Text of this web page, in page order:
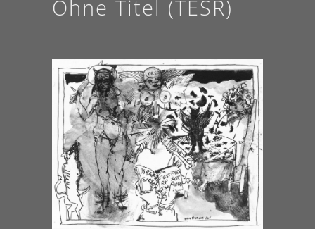
Ohne Titel (TESR)